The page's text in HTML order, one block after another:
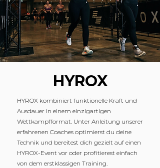
HYROX
HYROX kombiniert funktionelle Kraft und
Ausdauer in einem einzigartigen
Wettkampfformat. Unter Anleitung unserer
erfahrenen Coaches optimierst du deine
Technik und bereitest dich gezielt auf einen
HYROX-Event vor oder profitierest einfach
von dem erstklassigen Training.